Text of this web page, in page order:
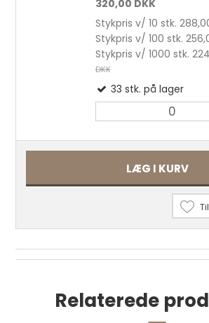
Kantpolertræ pr. stk.
52,25 DKK
320,00 DKK
Stykpris v/ 10 stk.
Stykpris v/ 100 stk.
Stykpris v/ 1000 stk.
DKK
33 stk. på lager
LÆG I KURV
Relaterede